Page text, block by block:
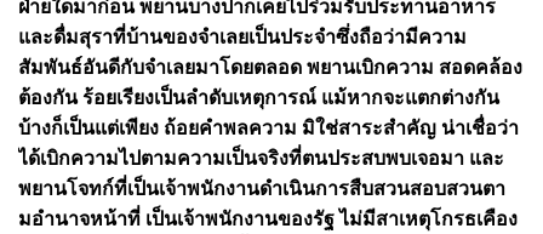
ฝ่ายใดมาก่อน พยานบางปากเคยไปร่วมรับประทานอาหาร
และดื่มสุราที่บ้านของจําเลยเป็นประจําซึ่งถือว่ามีความ
สัมพันธ์อันดีกับจําเลยมาโดยตลอด พยานเบิกความ สอดคล้อง
ต้องกัน ร้อยเรียงเป็นลําดับเหตุการณ์ แม้หากจะแตกต่างกัน
บ้างก็เป็นแต่เพียง ถ้อยคําพลความ มิใช่สาระสําคัญ น่าเชื่อว่า
ได้เบิกความไปตามความเป็นจริงที่ตนประสบพบเจอมา และ
พยานโจทก์ที่เป็นเจ้าพนักงานดําเนินการสืบสวนสอบสวนตา
มอํานาจหน้าที่ เป็นเจ้าพนักงานของรัฐ ไม่มีสาเหตุโกรธเคือง